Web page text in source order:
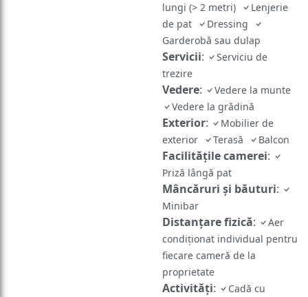
lungi (> 2 metri)
Lenjerie
de pat
Dressing
Garderobă sau dulap
Servicii:
Serviciu de
trezire
Vedere:
Vedere la munte
Vedere la grădină
Exterior:
Mobilier de
exterior
Terasă Balcon
Facilităţile camerei:
Priză lângă pat
Mâncăruri și băuturi:
Minibar
Distanțare fizică:
Aer
condiționat individual pentru
fiecare cameră de la
proprietate
Activităţi:
Cadă cu